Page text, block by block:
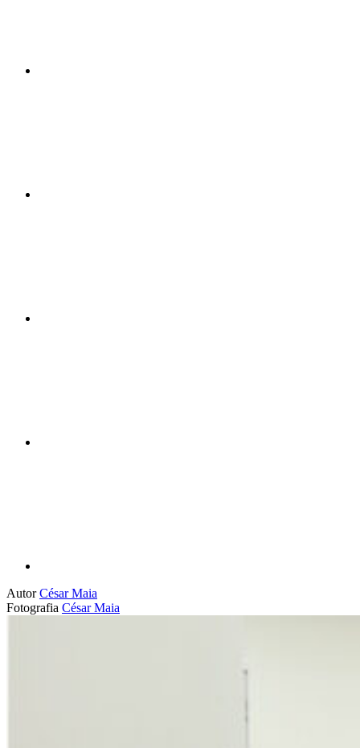
AutorCésar Maia
Fotografia César Maia